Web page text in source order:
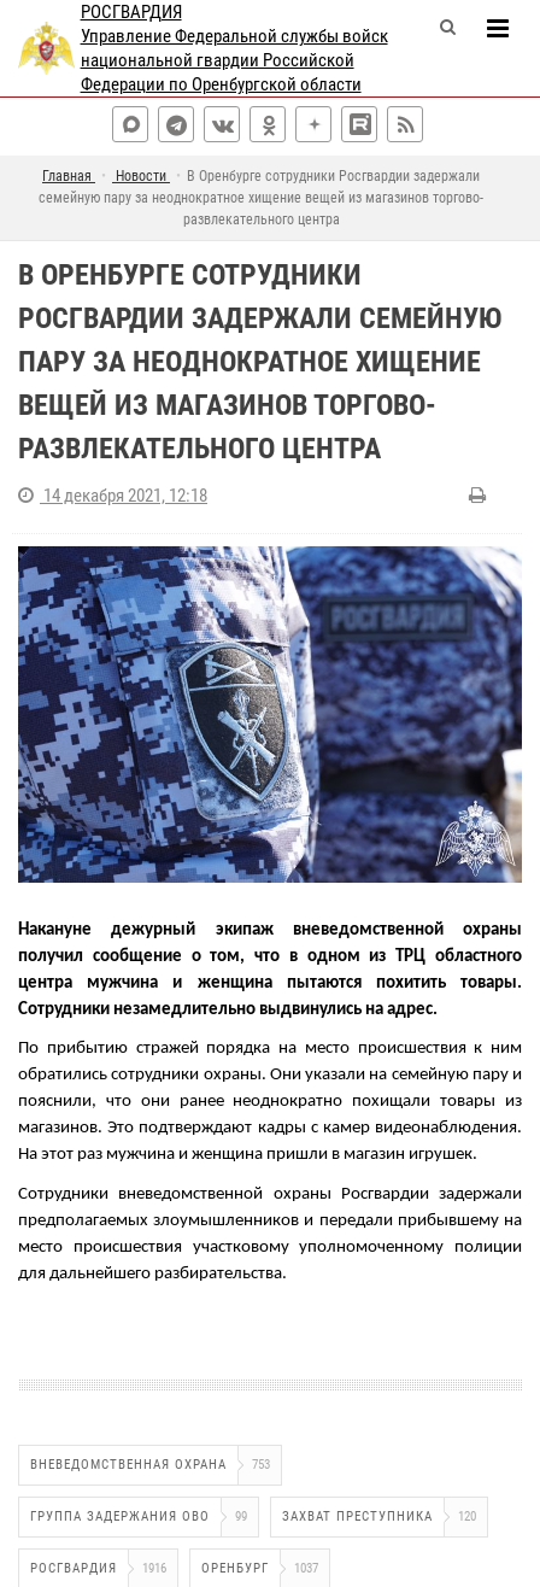
РОСГВАРДИЯ
Управление Федеральной службы войск
национальной гвардии Российской
Федерации по Оренбургской области
Главная Новости
В Оренбурге сотрудники Росгвардии задержали
семейную пару за неоднократное хищение вещей из магазинов торгово-
развлекательного центра
В ОРЕНБУРГЕ СОТРУДНИКИ
РОСГВАРДИИ ЗАДЕРЖАЛИ СЕМЕЙНУЮ
ПАРУ ЗА НЕОДНОКРАТНОЕ ХИЩЕНИЕ
ВЕЩЕЙ ИЗ МАГАЗИНОВ ТОРГОВО-
РАЗВЛЕКАТЕЛЬНОГО ЦЕНТРА
14 декабря 2021, 12:18
Накануне дежурный экипаж вневедомственной охраны
получил сообщение о том, что в одном из ТРЦ областного
центра мужчина и женщина пытаются похитить товары.
Сотрудники незамедлительно выдвинулись на адрес.
По прибытию стражей порядка на место происшествия к ним
обратились сотрудники охраны. Они указали на семейную пару и
пояснили, что они ранее неоднократно похищали товары из
магазинов. Это подтверждают кадры с камер видеонаблюдения.
На этот раз мужчина и женщина пришли в магазин игрушек.
Сотрудники вневедомственной охраны Росгвардии задержали
предполагаемых злоумышленников и передали прибывшему на
место происшествия участковому уполномоченному полиции
для дальнейшего разбирательства.
ВНЕВЕДОМСТВЕННАЯ ОХРАНА 753
ГРУППА ЗАДЕРЖАНИЯ ОВО 99 ЗАХВАТ ПРЕСТУПНИКА 120
РОСГВАРДИЯ 1916 ОРЕНБУРГ 1037